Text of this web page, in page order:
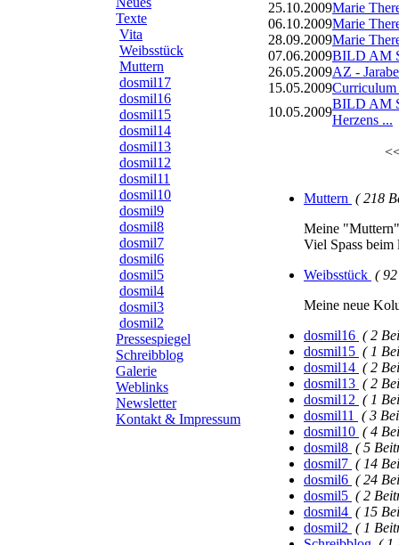
Texte
Vita
Weibsstück
Muttern
dosmil17
dosmil16
dosmil15
dosmil14
dosmil13
dosmil12
dosmil11
dosmil10
dosmil9
dosmil8
dosmil7
dosmil6
dosmil5
dosmil4
dosmil3
dosmil2
Pressespiegel
Schreibblog
Galerie
Weblinks
Newsletter
Kontakt & Impressum
25.10.2009Marie
06.10.2009Marie
28.09.2009Marie
07.06.2009BILD AM
26.05.2009AZ -
15.05.2009Curriculum
10.05.2009
BILD AM
Herzens ...
Muttern ( 218
Meine
Viel Spass beim
Weibsstück (
Meine neue
dosmil16 ( 2
dosmil15 ( 1
dosmil14 ( 2
dosmil13 ( 2
dosmil12 ( 1
dosmil11
( 3
dosmil10 ( 4
dosmil8 ( 5
dosmil7 ( 14
dosmil6 ( 24
dosmil5 ( 2
dosmil4 ( 15
dosmil2 ( 1